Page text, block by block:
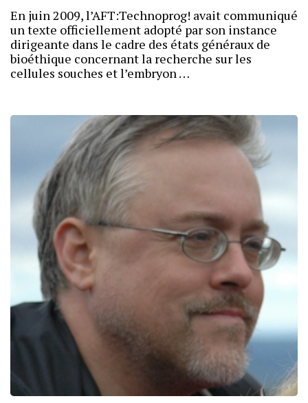
En juin 2009, l’AFT:Technoprog! avait communiqué
un texte officiellement adopté par son instance
dirigeante dans le cadre des états généraux de
bioéthique concernant la recherche sur les
cellules souches et l’embryon …